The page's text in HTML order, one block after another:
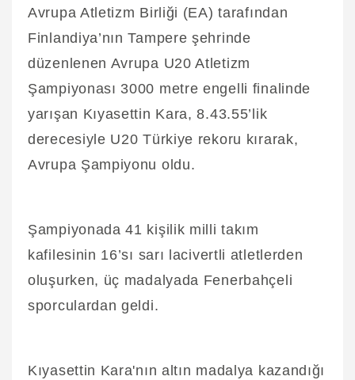
Avrupa Atletizm Birliği (EA) tarafından
Finlandiya’nın Tampere şehrinde
düzenlenen Avrupa U20 Atletizm
Şampiyonası 3000 metre engelli finalinde
yarışan Kıyasettin Kara, 8.43.55’lik
derecesiyle U20 Türkiye rekoru kırarak,
Avrupa Şampiyonu oldu.
Şampiyonada 41 kişilik milli takım
kafilesinin 16’sı sarı lacivertli atletlerden
oluşurken, üç madalyada Fenerbahçeli
sporculardan geldi.
Kıyasettin Kara'nın altın madalya kazandığı